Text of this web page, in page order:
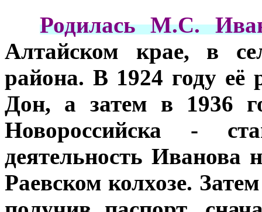
Родилась М.С.
Алтайском крае, в
района. В 1924 году её
Дон, а затем в 1936
Новороссийска -
деятельность Иванова
Раевском колхозе.